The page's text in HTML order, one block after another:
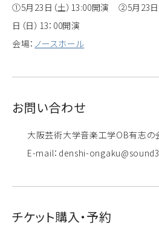
①5月23日（土）13:00開演 ②5月23
日（日）13：00開演
会場： ノースホール
お問い合わせ
大阪芸術大学音楽工学OB有志の
E-mail：denshi-
チケット購入・予約